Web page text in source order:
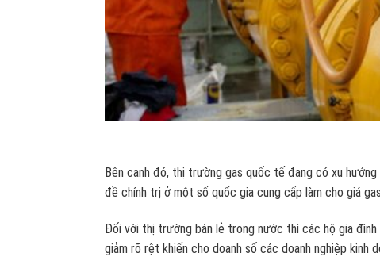
Bên cạnh đó, thị trường gas quốc tế đang có xu
đề chính trị ở một số quốc gia cung cấp làm cho giá
Đối với thị trường bán lẻ trong nước thì các hộ gia đình
giảm rõ rệt khiến cho doanh số các doanh nghiệp kinh